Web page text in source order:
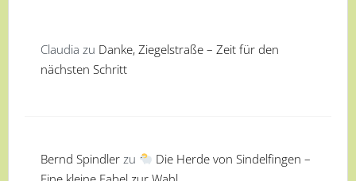
Claudia zu Danke, Ziegelstraße – Zeit für den
nächsten Schritt
Bernd Spindler zu
Die Herde von Sindelfingen –